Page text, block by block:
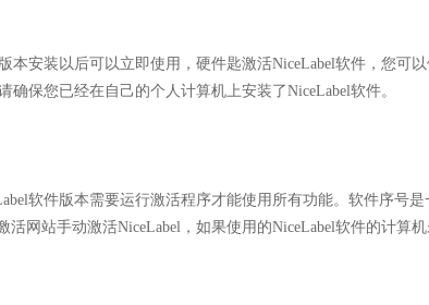
本安装以后可以立即使用，硬件匙激活NiceLabel软件，您可
确保您已经在自己的个人计算机上安装了NiceLabel软件。
软件版本需要运行激活程序才能使用所有功能。软件序号
活网站手动激活NiceLabel，如果使用的NiceLabel软件的计算